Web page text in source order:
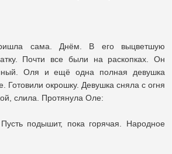
сама. Днём. В его выцветшую
Почти все были на раскопках. Он
Оля и ещё одна полная девушка
Готовили окрошку. Девушка сняла с огня
слила. Протянула Оле:
подышит, пока горячая. Народное